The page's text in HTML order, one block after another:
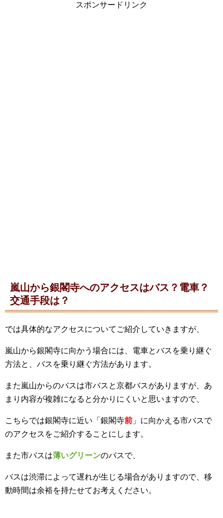
スポンサードリンク
嵐山から銀閣寺へのアクセスはバス？電車？
交通手段は？
では具体的なアクセスについてご紹介していきますが、
嵐山から銀閣寺に向かう場合には、電車とバスを乗り継ぐ
方法と、バスを乗り継ぐ方法があります。
また嵐山からのバスは市バスと京都バスがありますが、あ
まり内容が複雑になると分かりにくいと思いますので、
こちらでは銀閣寺に近い「銀閣寺前 」に向かえる市バスで
のアクセスをご紹介することにします。
また市バスは薄いグリーンのバスで、
バスは渋滞によって遅れが生じる場合がありますので、移
動時間は余裕を持たせてお考えください。